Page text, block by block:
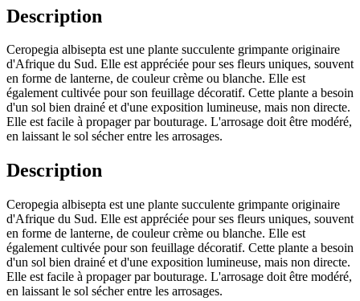
Description
Ceropegia albisepta est une plante succulente grimpante originaire
d'Afrique du Sud. Elle est appréciée pour ses fleurs uniques, souvent
en forme de lanterne, de couleur crème ou blanche. Elle est
également cultivée pour son feuillage décoratif. Cette plante a besoin
d'un sol bien drainé et d'une exposition lumineuse, mais non directe.
Elle est facile à propager par bouturage. L'arrosage doit être modéré,
en laissant le sol sécher entre les arrosages.
Description
Ceropegia albisepta est une plante succulente grimpante originaire
d'Afrique du Sud. Elle est appréciée pour ses fleurs uniques, souvent
en forme de lanterne, de couleur crème ou blanche. Elle est
également cultivée pour son feuillage décoratif. Cette plante a besoin
d'un sol bien drainé et d'une exposition lumineuse, mais non directe.
Elle est facile à propager par bouturage. L'arrosage doit être modéré,
en laissant le sol sécher entre les arrosages.